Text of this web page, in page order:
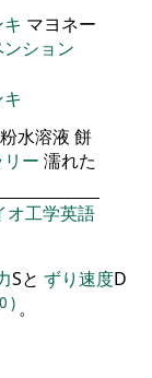
マヨネー
ション
水溶液 餅
ー 濡れた
オ工学英語
Sと ずり速度D
) 。